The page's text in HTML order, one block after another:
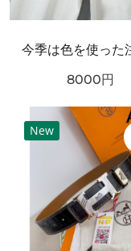
8000円
New